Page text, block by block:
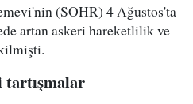
(SOHR) 4 Ağustos'ta
artan askeri hareketlilik ve
tartışmalar